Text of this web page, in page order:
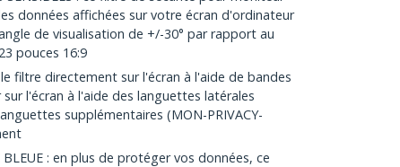
données affichées sur votre écran d'ordinateur
de visualisation de +/-30° par rapport au
pouces 16:9
le filtre directement sur l'écran à l'aide de bandes
l'écran à l'aide des languettes latérales
supplémentaires (MON-PRIVACY-
BLEUE : en plus de protéger vos données, ce